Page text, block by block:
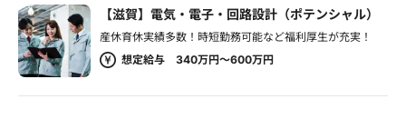
【滋賀】電気・電子・回路設計（ポテンシャル）
産休育休実績多数！時短勤務可能など福利厚生が充実！
想定給与 340万円～600万円